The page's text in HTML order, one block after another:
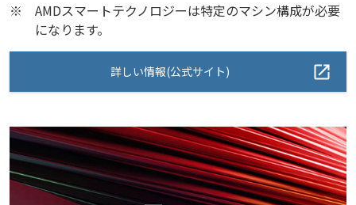
※
AMDスマートテクノロジーは特定のマシン構成が必要
になります。
詳しい情報(公式サイト)